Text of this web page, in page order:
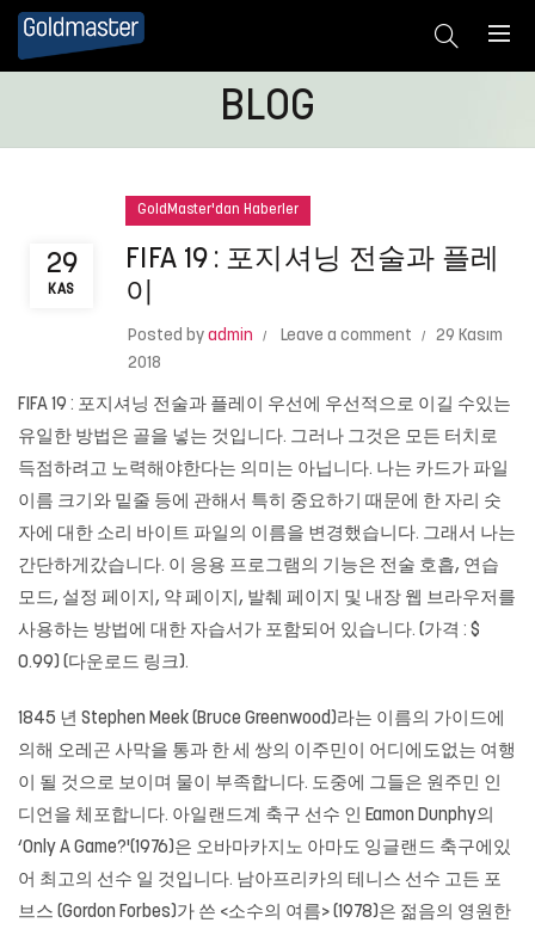
BLOG
29
KAS
GoldMaster'dan Haberler
FIFA 19 : 포지셔닝 전술과 플레
이
Posted by admin Leave a comment
29 Kasım
2018
FIFA 19 : 포지셔닝 전술과 플레이 우선에 우선적으로 이길 수있는
유일한 방법은 골을 넣는 것입니다. 그러나 그것은 모든 터치로
득점하려고 노력해야한다는 의미는 아닙니다. 나는 카드가 파일
이름 크기와 밑줄 등에 관해서 특히 중요하기 때문에 한 자리 숫
자에 대한 소리 바이트 파일의 이름을 변경했습니다. 그래서 나는
간단하게갔습니다. 이 응용 프로그램의 기능은 전술 호흡, 연습
모드, 설정 페이지, 약 페이지, 발췌 페이지 및 내장 웹 브라우저를
사용하는 방법에 대한 자습서가 포함되어 있습니다. (가격 : $
0.99) (다운로드 링크).
1845 년 Stephen Meek (Bruce Greenwood)라는 이름의 가이드에
의해 오레곤 사막을 통과 한 세 쌍의 이주민이 어디에도없는 여행
이 될 것으로 보이며 물이 부족합니다. 도중에 그들은 원주민 인
디언을 체포합니다. 아일랜드계 축구 선수 인 Eamon Dunphy의
‘Only A Game?'(1976)은 오바마카지노 아마도 잉글랜드 축구에있
어 최고의 선수 일 것입니다. 남아프리카의 테니스 선수 고든 포
브스 (Gordon Forbes)가 쓴 <소수의 여름> (1978)은 젊음의 영원한